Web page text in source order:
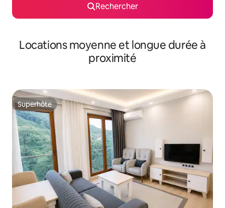
Rechercher
Locations moyenne et longue durée à
proximité
Superhôte
Superhôte